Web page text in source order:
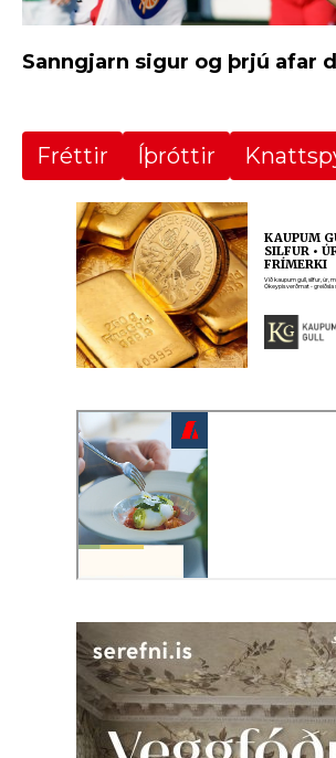
Sanngjarn sigur og þrjú afar
Fréttir Íþróttir